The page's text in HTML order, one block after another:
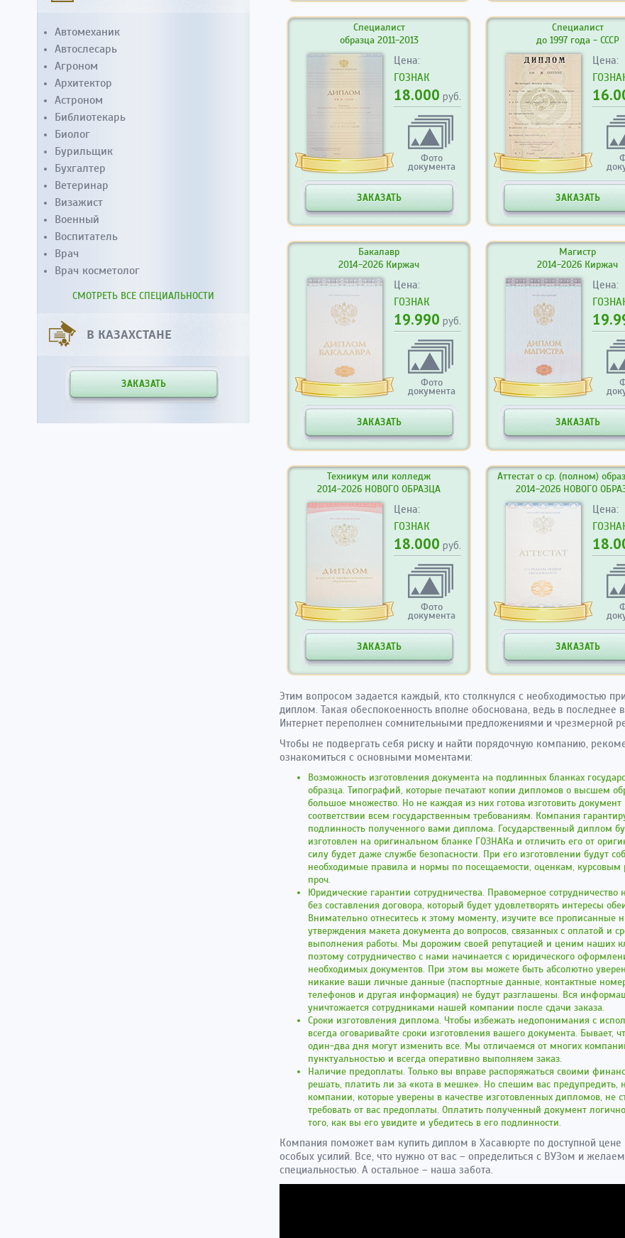
Специалист
образца 2011-2013
Цена:
ГОЗНАК
18.000 руб.
Фото
документа
ЗАКАЗАТЬ
Специалист
до 1997 года - СССР
Цена:
ЗАКАЗАТЬ
Бакалавр
2014-2026 Киржач
Цена:
ГОЗНАК
19.990 руб.
Фото
документа
ЗАКАЗАТЬ
Магистр
2014-2026 Киржач
Цена:
ЗАКАЗАТЬ
Техникум или колледж
2014-2026 НОВОГО ОБРАЗЦА
Цена:
ГОЗНАК
18.000 руб.
Фото
документа
ЗАКАЗАТЬ
Аттестат о ср. (полном)
2014-2026 НОВОГО
Цена:
ЗАКАЗАТЬ
Этим вопросом задается каждый, кто столкнулся с необходимостью
диплом. Такая обеспокоенность вполне обоснована, ведь в последнее
Интернет переполнен сомнительными предложениями и чрезмерной
Чтобы не подвергать себя риску и найти порядочную компанию,
ознакомиться с основными моментами:
Возможность изготовления документа на подлинных бланках
образца. Типографий, которые печатают копии дипломов о высшем
большое множество. Но не каждая из них готова изготовить документ
соответствии всем государственным требованиям. Компания
подлинность полученного вами диплома. Государственный диплом
изготовлен на оригинальном бланке ГОЗНАКа и отличить его от
силу будет даже службе безопасности. При его изготовлении будут
необходимые правила и нормы по посещаемости, оценкам, курсовым
проч.
Юридические гарантии сотрудничества. Правомерное сотрудничество
без составления договора, который будет удовлетворять интересы
Внимательно отнеситесь к этому моменту, изучите все прописанные
утверждения макета документа до вопросов, связанных с оплатой и
выполнения работы. Мы дорожим своей репутацией и ценим наших
поэтому сотрудничество с нами начинается с юридического
необходимых документов. При этом вы можете быть абсолютно
никакие ваши личные данные (паспортные данные, контактные
телефонов и другая информация) не будут разглашены. Вся
уничтожается сотрудниками нашей компании после сдачи заказа.
Сроки изготовления диплома. Чтобы избежать недопонимания с
всегда оговаривайте сроки изготовления вашего документа. Бывает,
один-два дня могут изменить все. Мы отличаемся от многих
пунктуальностью и всегда оперативно выполняем заказ.
Наличие предоплаты. Только вы вправе распоряжаться своими
решать, платить ли за «кота в мешке». Но спешим вас предупредить,
компании, которые уверены в качестве изготовленных дипломов, не
требовать от вас предоплаты. Оплатить полученный документ
того, как вы его увидите и убедитесь в его подлинности.
Компания поможет вам купить диплом в Хасавюрте по доступной цене
особых усилий. Все, что нужно от вас – определиться с ВУЗом и
специальностью. А остальное – наша забота.
Автомеханик
Автослесарь
Агроном
Архитектор
Астроном
Библиотекарь
Биолог
Бурильщик
Бухгалтер
Ветеринар
Визажист
Военный
Воспитатель
Врач
Врач косметолог
СМОТРЕТЬ ВСЕ СПЕЦИАЛЬНОСТИ
В КАЗАХСТАНЕ
ЗАКАЗАТЬ